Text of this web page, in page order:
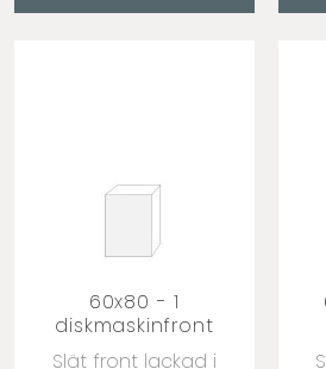
60x80 - 1
diskmaskinfront
​Slät front lackad i